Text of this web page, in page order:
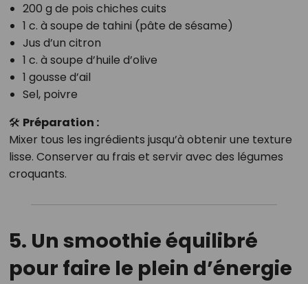
200 g de pois chiches cuits
1 c. à soupe de tahini (pâte de sésame)
Jus d’un citron
1 c. à soupe d’huile d’olive
1 gousse d’ail
Sel, poivre
🛠 Préparation :
Mixer tous les ingrédients jusqu’à obtenir une texture
lisse. Conserver au frais et servir avec des légumes
croquants.
5. Un smoothie équilibré
pour faire le plein d’énergie